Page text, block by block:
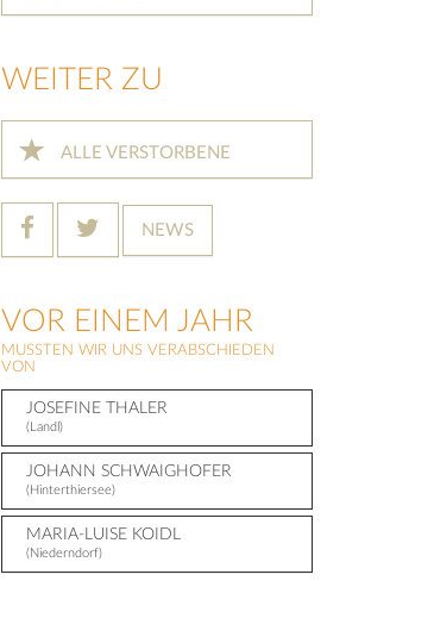
WEITER ZU
ALLE VERSTORBENE
NEWS
VOR EINEM JAHR
MUSSTEN WIR UNS VERABSCHIEDEN
VON
JOSEFINE THALER
(Landl)
JOHANN SCHWAIGHOFER
(Hinterthiersee)
MARIA-LUISE KOIDL
(Niederndorf)